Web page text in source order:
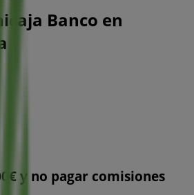
Banco en
y no pagar comisiones